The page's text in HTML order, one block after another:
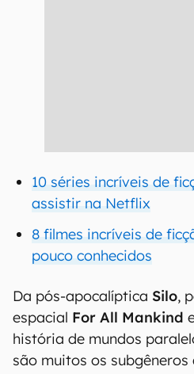
10 séries incríveis de
assistir na Netflix
8 filmes incríveis de
pouco conhecidos
Da pós-apocalíptica Silo,
espacial For All Mankind
história de mundos
são muitos os